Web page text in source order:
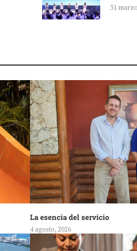
31
La esencia del servicio
4 agosto, 2026